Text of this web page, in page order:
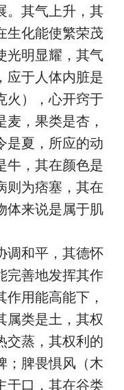
。其气上升，其
生化能使繁荣茂
光明显耀，其气
应于人体内脏是
火），心开窍于
，果类是杏，
是夏，所应的动
牛，其在颜色是
则为痞塞，其在
体来说是属于肌
调和平，其德怀
完善地发挥其作
用能高能下，
属类是土，其权
交蒸，其权利的
；脾畏惧风（木
于口，其在谷类